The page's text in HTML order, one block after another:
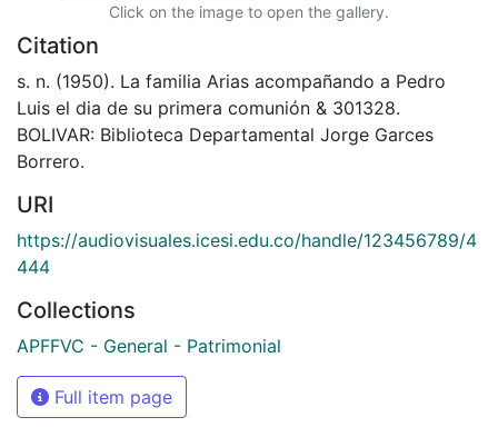
Click on the image to open the gallery.
Citation
s. n. (1950). La familia Arias acompañando a Pedro
Luis el dia de su primera comunión & 301328.
BOLIVAR: Biblioteca Departamental Jorge Garces
Borrero.
URI
https://audiovisuales.icesi.edu.co/handle/123456789/4
444
Collections
APFFVC - General - Patrimonial
Full item page